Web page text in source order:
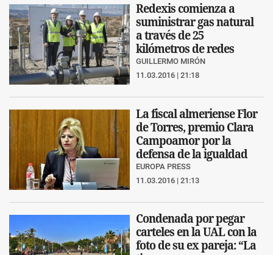
Redexis comienza a
suministrar gas natural
a través de 25
kilómetros de redes
GUILLERMO MIRÓN
11.03.2016 | 21:18
La fiscal almeriense Flor
de Torres, premio Clara
Campoamor por la
defensa de la igualdad
EUROPA PRESS
11.03.2016 | 21:13
Condenada por pegar
carteles en la UAL con la
foto de su ex pareja: “La